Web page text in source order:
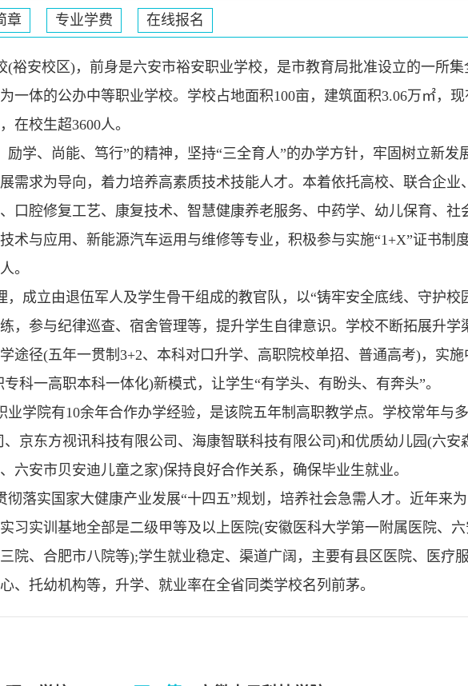
章 专业学费 在线报名
(裕安校区)，前身是六安市裕安职业学校，是市教育局批准设立的一所集
一体的公办中等职业学校。学校占地面积100亩，建筑面积3.06万㎡，现
在校生超3600人。
励学、尚能、笃行”的精神，坚持“三全育人”的办学方针，牢固树立新发
需求为导向，着力培养高素质技术技能人才。本着依托高校、联合企业
口腔修复工艺、康复技术、智慧健康养老服务、中药学、幼儿保育、社
术与应用、新能源汽车运用与维修等专业，积极参与实施“1+X”证书制
。
，成立由退伍军人及学生骨干组成的教官队，以“铸牢安全底线、守护校
，参与纪律巡查、宿舍管理等，提升学生自律意识。学校不断拓展升学
途径(五年一贯制3+2、本科对口升学、高职院校单招、普通高考)，实施
科一高职本科一体化)新模式，让学生“有学头、有盼头、有奔头”。
业学院有10余年合作办学经验，是该院五年制高职教学点。学校常年与
京东方视讯科技有限公司、海康智联科技有限公司)和优质幼儿园(六安
六安市贝安迪儿童之家)保持良好合作关系，确保毕业生就业。
彻落实国家大健康产业发展“十四五”规划，培养社会急需人才。近年来
习实训基地全部是二级甲等及以上医院(安徽医科大学第一附属医院、六
院、合肥市八院等);学生就业稳定、渠道广阔，主要有县区医院、医疗
、托幼机构等，升学、就业率在全省同类学校名列前茅。